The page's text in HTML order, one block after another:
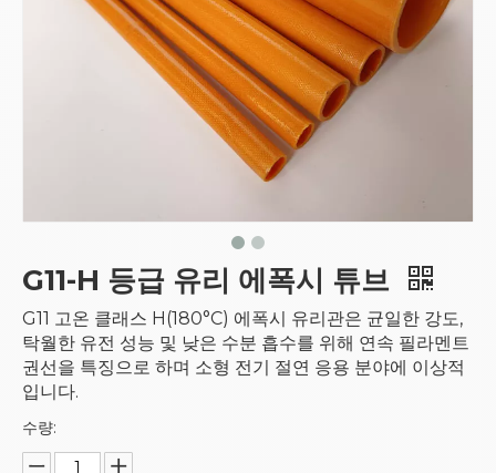
G11-H 등급 유리 에폭시 튜브
G11 고온 클래스 H(180°C) 에폭시 유리관은 균일한 강도,
탁월한 유전 성능 및 낮은 수분 흡수를 위해 연속 필라멘트
권선을 특징으로 하며 소형 전기 절연 응용 분야에 이상적
입니다.
수량: